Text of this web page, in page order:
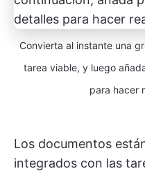
Convierta al instante una
tarea viable, y luego
para hacer
Los documentos
integrados con las